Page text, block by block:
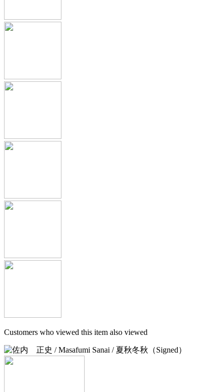
Customers who viewed this item also viewed